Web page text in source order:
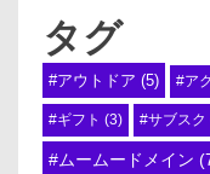
タグ
#アウトドア (5) #ア
#ギフト (3) #サブスク
#ムームードメイン